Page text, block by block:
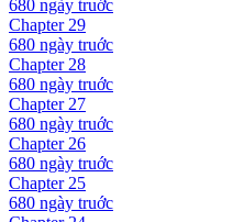
680 ngày truớc
Chapter 29
680 ngày truớc
Chapter 28
680 ngày truớc
Chapter 27
680 ngày truớc
Chapter 26
680 ngày truớc
Chapter 25
680 ngày truớc